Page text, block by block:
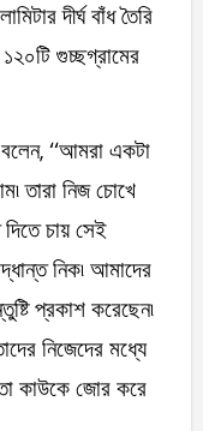
দীর্ঘ বাঁধ তৈরি
গুচ্ছগ্রামের
‘‘আমরা একটা
তারা নিজ চোখে
চায় সেই
নিক৷ আমাদের
প্রকাশ করেছেন৷
নিজেদের মধ্যে
কাউকে জোর করে